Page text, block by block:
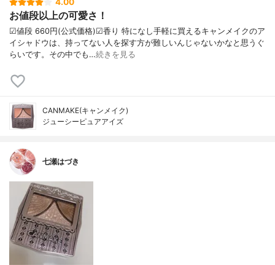
4.00
お値段以上の可愛さ！
☑︎値段 660円(公式価格)☑︎香り 特になし手軽に買えるキャンメイクのア
イシャドウは、持ってない人を探す方が難しいんじゃないかなと思うぐ
らいです。その中でも…続きを見る
CANMAKE(キャンメイク)
ジューシーピュアアイズ
七瀬はづき